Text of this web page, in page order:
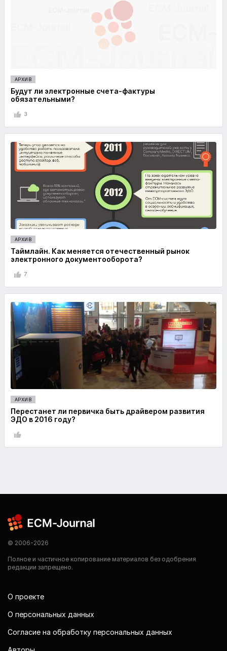
АРХИВ
Будут ли электронные счета-фактуры
обязательными?
3
АРХИВ
Таймлайн. Как меняется отечественный рынок
электронного документооборота?
7
АРХИВ
Перестанет ли первичка быть драйвером развития
ЭДО в 2016 году?
© 2006-2026
Полное и частичное копирование материалов без одобрения
редакции запрещено.
О проекте
О персональных данных
Согласие на обработку персональных данных